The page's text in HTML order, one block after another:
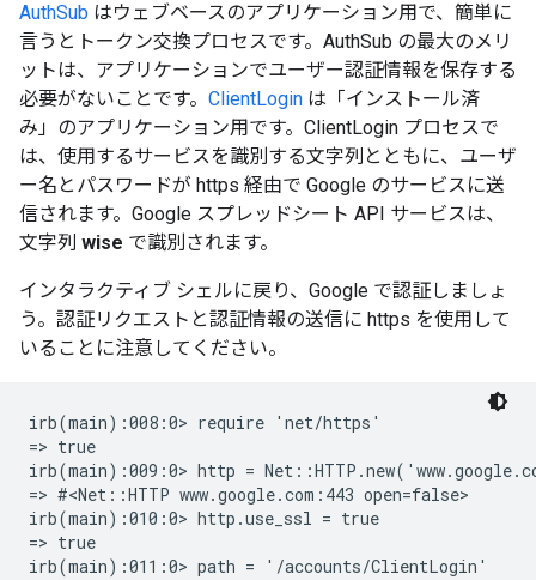
AuthSub はウェブベースのアプリケーション用で、簡単に
言うとトークン交換プロセスです。AuthSub の最大のメリ
ットは、アプリケーションでユーザー認証情報を保存する
必要がないことです。 ClientLogin は「インストール済
み」のアプリケーション用です。ClientLogin プロセスで
は、使用するサービスを識別する文字列とともに、ユーザ
ー名とパスワードが https 経由で Google のサービスに送
信されます。Google スプレッドシート API サービスは、
文字列 wise で識別されます。
インタラクティブ シェルに戻り、Google で認証しましょ
う。認証リクエストと認証情報の送信に https を使用して
いることに注意してください。
irb(main):008:0> require 'net/https'
=> true
irb(main):009:0> http =
=> #<Net::HTTP www.google.com:443 open=false>
irb(main):010:0> http.use_ssl = true
=> true
irb(main):011:0> path = '/accounts/ClientLogin'